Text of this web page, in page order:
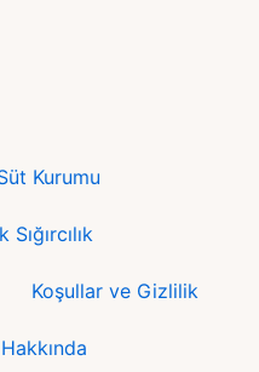
Kurumu
Sığırcılık
Koşullar ve Gizlilik
Hakkında